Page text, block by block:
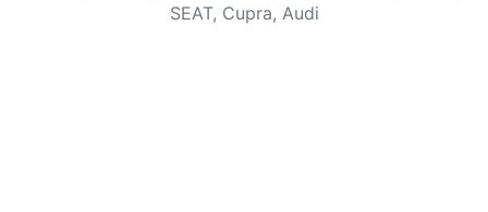
SEAT, Cupra, Audi